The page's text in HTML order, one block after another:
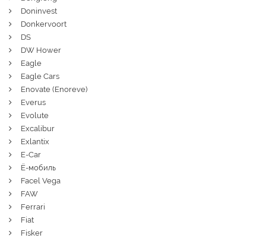
Doninvest
Donkervoort
DS
DW Hower
Eagle
Eagle Cars
Enovate (Enoreve)
Everus
Evolute
Excalibur
Exlantix
E-Car
Ё-мобиль
Facel Vega
FAW
Ferrari
Fiat
Fisker